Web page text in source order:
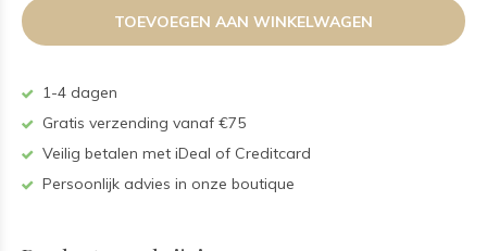
TOEVOEGEN AAN WINKELWAGEN
1-4 dagen
Gratis verzending vanaf €75
Veilig betalen met iDeal of Creditcard
Persoonlijk advies in onze boutique